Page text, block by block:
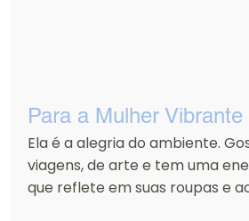
Para a Mulher
Ela é a alegria do ambiente.
viagens, de arte e tem uma
que reflete em suas roupas e